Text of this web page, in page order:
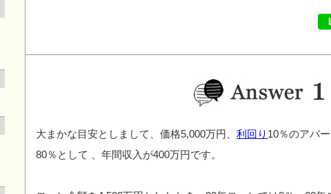
大まかな目安としまして、価格5,000万円、 利回り 10％のアパ
80％として 、年間収入が400万円です。